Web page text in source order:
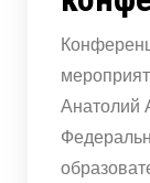
Анатолий